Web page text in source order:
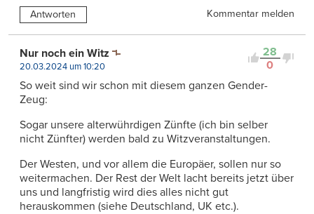
Antworten Kommentar melden
28
0
Nur noch ein Witz
20.03.2024 um 10:20
So weit sind wir schon mit diesem ganzen Gender-
Zeug:
Sogar unsere alterwührdigen Zünfte (ich bin selber
nicht Zünfter) werden bald zu Witzveranstaltungen.
Der Westen, und vor allem die Europäer, sollen nur so
weitermachen. Der Rest der Welt lacht bereits jetzt über
uns und langfristig wird dies alles nicht gut
herauskommen (siehe Deutschland, UK etc.).